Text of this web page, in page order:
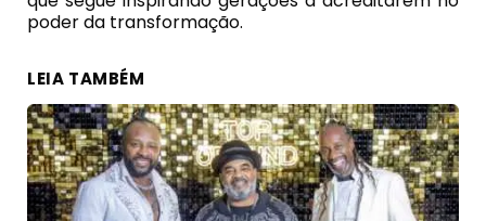
poder da transformação.
LEIA TAMBÉM